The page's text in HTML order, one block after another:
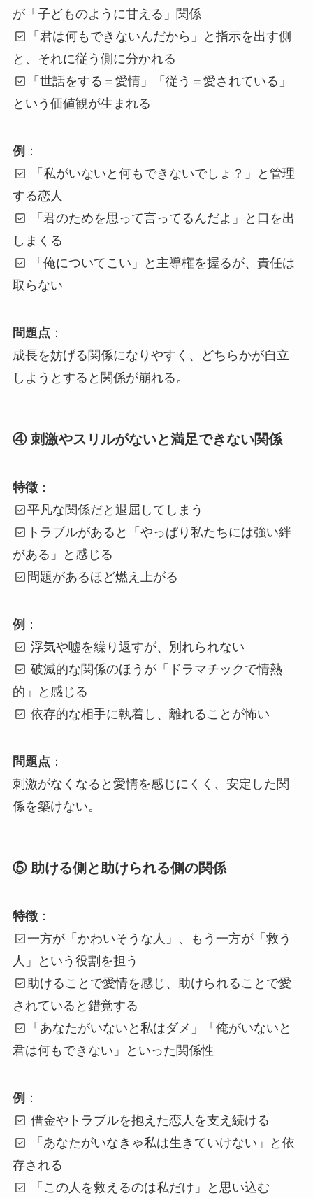
が「子どものように甘える」関係
「君は何もできないんだから」と指示を出す側
と、それに従う側に分かれる
「世話をする＝愛情」「従う＝愛されている」
という価値観が生まれる
例 ：
「私がいないと何もできないでしょ？」と管理
する恋人
「君のためを思って言ってるんだよ」と口を出
しまくる
「俺についてこい」と主導権を握るが、責任は
取らない
問題点 ：
成長を妨げる関係になりやすく、どちらかが自立
しようとすると関係が崩れる。
④ 刺激やスリルがないと満足できない関係
特徴：
平凡な関係だと退屈してしまう
トラブルがあると「やっぱり私たちには強い絆
がある」と感じる
問題があるほど燃え上がる
例 ：
浮気や嘘を繰り返すが、別れられない
破滅的な関係のほうが「ドラマチックで情熱
的」と感じる
依存的な相手に執着し、離れることが怖い
問題点 ：
刺激がなくなると愛情を感じにくく、安定した関
係を築けない。
⑤ 助ける側と助けられる側の関係
特徴：
一方が「かわいそうな人」、もう一方が「救う
人」という役割を担う
助けることで愛情を感じ、助けられることで愛
されていると錯覚する
「あなたがいないと私はダメ」「俺がいないと
君は何もできない」といった関係性
例 ：
借金やトラブルを抱えた恋人を支え続ける
「あなたがいなきゃ私は生きていけない」と依
存される
「この人を救えるのは私だけ」と思い込む